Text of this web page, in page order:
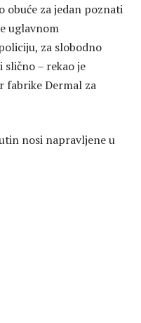
obuće za jedan poznati
uglavnom
za slobodno
– rekao je
fabrike Dermal za
nosi napravljene u